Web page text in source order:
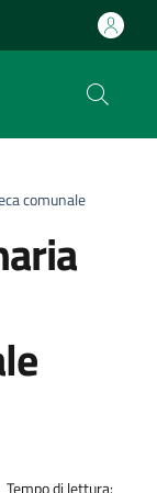
comunale
Tempo di lettura: